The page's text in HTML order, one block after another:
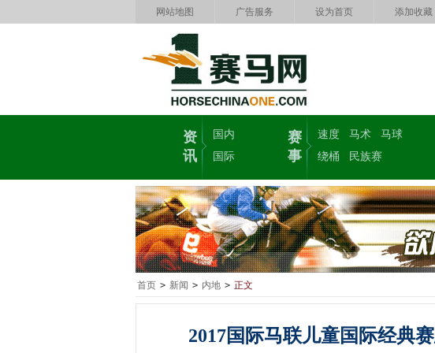
网站地图 广告服务 设为首页 添加收藏
资
讯
国内
国际
赛
事
速度 马术
马球
绕桶
民族赛
首页 > 新闻 > 内地 > 正文
2017国际马联儿童国际经典